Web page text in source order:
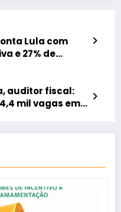
Lula com
e 27% de
auditor fiscal:
mil vagas em